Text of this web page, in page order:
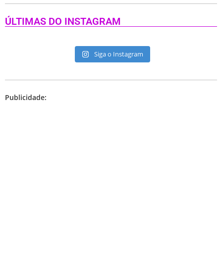
ÚLTIMAS DO INSTAGRAM
Siga o Instagram
Publicidade: